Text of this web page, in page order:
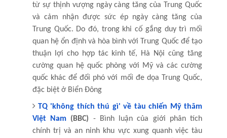
từ sự thịnh vượng ngày càng tăng của Trung Quốc
và cảm nhận được sức ép ngày càng tăng của
Trung Quốc. Do đó, trong khi cố gắng duy trì mối
quan hệ ổn định và hòa bình với Trung Quốc để tạo
thuận lợi cho hợp tác kinh tế, Hà Nội cũng tăng
cường quan hệ quốc phòng với Mỹ và các cường
quốc khác để đối phó với mối đe dọa Trung Quốc,
đặc biệt ở Biển Đông
TQ 'không thích thú gì' về tàu chiến Mỹ thăm
Việt Nam (BBC) - Bình luận của giới phân tích
chính trị và an ninh khu vực xung quanh việc tàu